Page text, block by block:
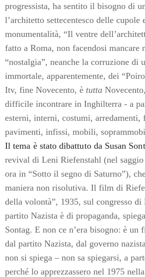
progressista, ha sentito il bisogno di
l’architetto settecentesco delle cupole
monumentalità, “Il ventre
fatto a Roma, non facendosi mancare
“nostalgia”, neanche la corruzione di
immortale, apparentemente, dei
Itv, fine Novecento, è tutta
difficile incontrare in Inghilterra - a
esterni, interni, costumi, arredamenti,
pavimenti, infissi, mobili,
Il tema è stato dibattuto da Susan
revival di Leni Riefenstahl (nel saggio
ora in “Sotto il segno di Saturno”),
maniera non risolutiva. Il film di
della volontà”, 1935, sul congresso di
partito Nazista è di propaganda,
Sontag. E non ce n’era bisogno: è un
dal partito Nazista, dal governo
non si spiega – non sa spiegarsi, a
perché lo apprezzassero nel 1975